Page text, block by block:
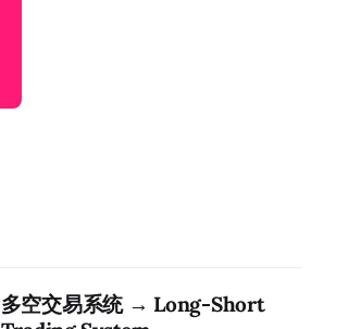
多空交易系统 → Long-Short